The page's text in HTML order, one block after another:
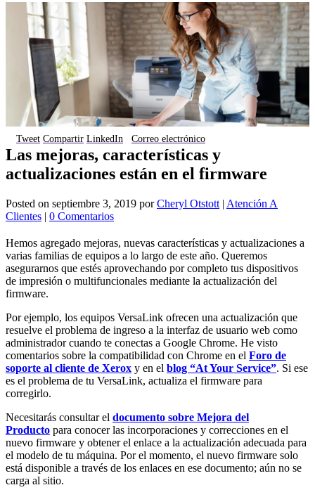
Tweet Compartir LinkedIn Correo electrónico
Las mejoras, características y
actualizaciones están en el firmware
Posted on septiembre 3, 2019 porCheryl Otstott | Atención A
Clientes | 0 Comentarios
Hemos agregado mejoras, nuevas características y actualizaciones a
varias familias de equipos a lo largo de este año. Queremos
asegurarnos que estés aprovechando por completo tus dispositivos
de impresión o multifuncionales mediante la actualización del
firmware.
Por ejemplo, los equipos VersaLink ofrecen una actualización que
resuelve el problema de ingreso a la interfaz de usuario web como
administrador cuando te conectas a Google Chrome. He visto
comentarios sobre la compatibilidad con Chrome en el Foro de
soporte al cliente de Xerox y en el blog “At Your Service”. Si ese
es el problema de tu VersaLink, actualiza el firmware para
corregirlo.
Necesitarás consultar el documento sobre Mejora del
Producto para conocer las incorporaciones y correcciones en el
nuevo firmware y obtener el enlace a la actualización adecuada para
el modelo de tu máquina. Por el momento, el nuevo firmware solo
está disponible a través de los enlaces en ese documento; aún no se
carga al sitio.